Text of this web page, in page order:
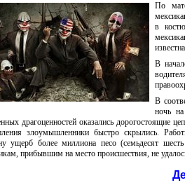
По
в
В
В
ночь
драгоценностей оказались дорогостоящие
злоумышленники быстро скрылись.
ущерб более миллиона песо (семьдесят
прибывшим на место происшествия, не